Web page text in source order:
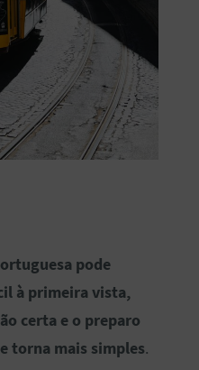
pode
à primeira vista,
certa e o preparo
torna mais simples.